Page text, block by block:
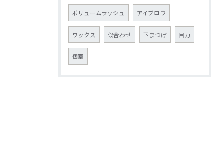
ボリュームラッシュ アイブロウ
ワックス 似合わせ 下まつげ 目力
個室